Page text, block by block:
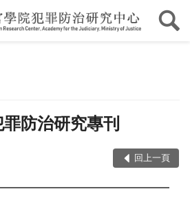
防治研究專刊
回上一頁